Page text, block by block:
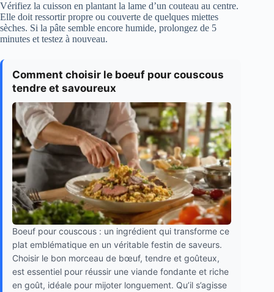
Vérifiez la cuisson en plantant la lame d’un couteau au centre.
Elle doit ressortir propre ou couverte de quelques miettes
sèches. Si la pâte semble encore humide, prolongez de 5
minutes et testez à nouveau.
Comment choisir le boeuf pour couscous
tendre et savoureux
Boeuf pour couscous : un ingrédient qui transforme ce
plat emblématique en un véritable festin de saveurs.
Choisir le bon morceau de bœuf, tendre et goûteux,
est essentiel pour réussir une viande fondante et riche
en goût, idéale pour mijoter longuement. Qu’il s’agisse